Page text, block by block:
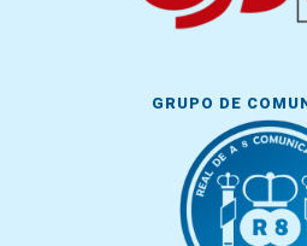
GRUPO DE